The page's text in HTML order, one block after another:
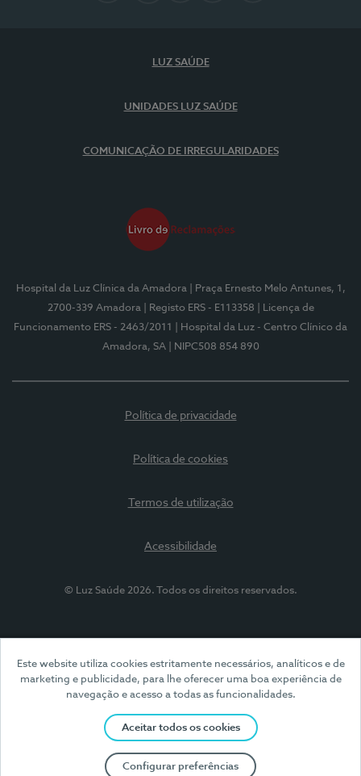
Este website utiliza cookies estritamente necessários, analíticos e de
marketing e publicidade, para lhe oferecer uma boa experiência de
navegação e acesso a todas as funcionalidades.
Aceitar todos os cookies
Configurar preferências
LUZ SAÚDE
UNIDADES LUZ SAÚDE
COMUNICAÇÃO DE IRREGULARIDADES
Hospital da Luz Clínica da Amadora
| Praça Ernesto Melo Antunes, 1,
2700-339 Amadora
| Registo ERS - E113358
| Licença de
Funcionamento ERS - 2463/2011
| Hospital da Luz - Centro Clínico da
Amadora, SA
| NIPC508 854 890
Política de privacidade
Política de cookies
Termos de utilização
Acessibilidade
© Luz Saúde 2026. Todos os direitos reservados.